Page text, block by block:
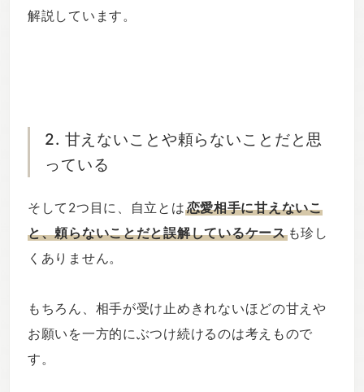
解説しています。
2. 甘えないことや頼らないことだと思
っている
そして2つ目に、自立とは恋愛相手に甘えないこ
と、頼らないことだと誤解しているケースも珍し
くありません。
もちろん、相手が受け止めきれないほどの甘えや
お願いを一方的にぶつけ続けるのは考えもので
す。